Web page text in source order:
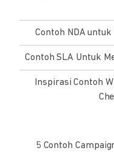
Contoh NDA
Contoh SLA Untuk
Inspirasi Contoh
5 Contoh